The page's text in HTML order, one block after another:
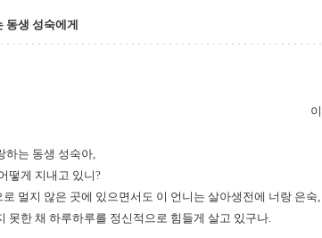
동생 성숙에게
성
하는 동생 성숙아,
떻게 지내고 있니?
로 멀지 않은 곳에 있으면서도 이 언니는 살아생전에 너랑 은
못한 채 하루하루를 정신적으로 힘들게 살고 있구나.